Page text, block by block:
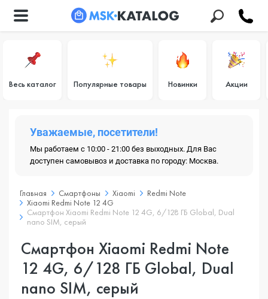
Весь каталог Популярные товары Новинки Акции
Уважаемые, посетители!
Мы работаем с 10:00 - 21:00 без выходных. Для Вас
доступен самовывоз и доставка по городу: Москва.
Главная Смартфоны Xiaomi
Redmi Note
Xiaomi Redmi Note 12 4G
Смартфон Xiaomi Redmi Note 12 4G, 6/128 ГБ Global, Dual
nano SIM, серый
Смартфон Xiaomi Redmi Note
12 4G, 6/128 ГБ Global, Dual
nano SIM, серый